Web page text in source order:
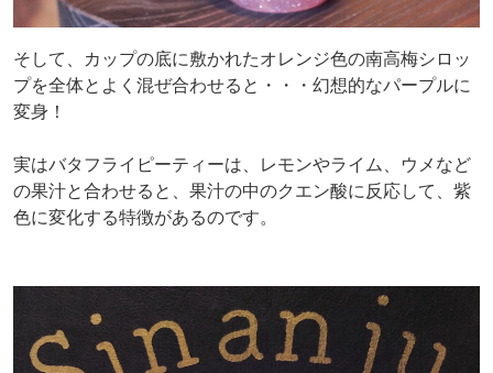
そして、カップの底に敷かれたオレンジ色の南高梅シロッ
プを全体とよく混ぜ合わせると・・・幻想的なパープルに
変身！
実はバタフライピーティーは、レモンやライム、ウメなど
の果汁と合わせると、果汁の中のクエン酸に反応して、紫
色に変化する特徴があるのです。